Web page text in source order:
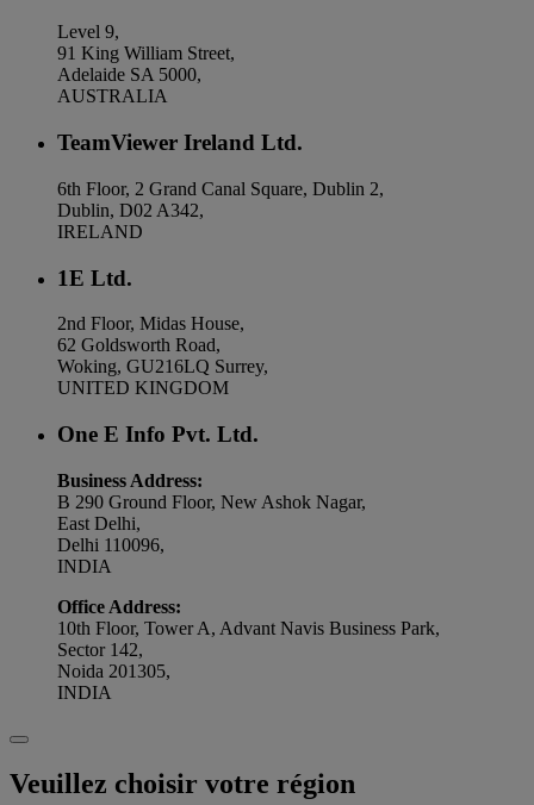
Level 9,
91 King William Street,
Adelaide SA 5000,
AUSTRALIA
TeamViewer Ireland Ltd.
6th Floor, 2 Grand Canal Square, Dublin 2,
Dublin, D02 A342,
IRELAND
1E Ltd.
2nd Floor, Midas House,
62 Goldsworth Road,
Woking, GU216LQ Surrey,
UNITED KINGDOM
One E Info Pvt. Ltd.
Business Address:
B 290 Ground Floor, New Ashok Nagar,
East Delhi,
Delhi 110096,
INDIA
Office Address:
10th Floor, Tower A, Advant Navis Business Park,
Sector 142,
Noida 201305,
INDIA
Veuillez choisir votre région